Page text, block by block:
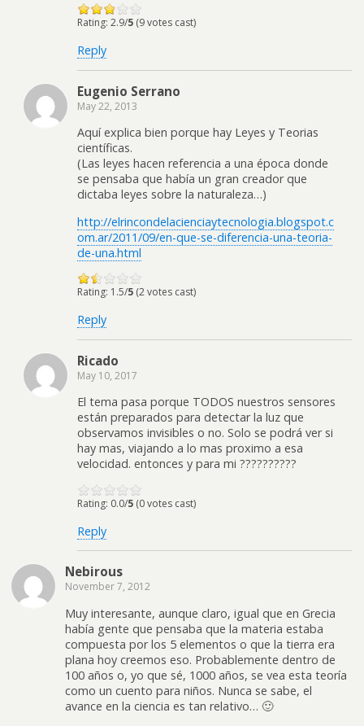
Rating: 2.9/5 (9 votes cast)
Reply
Eugenio Serrano
May 22, 2013
Aquí explica bien porque hay Leyes y Teorias
científicas.
(Las leyes hacen referencia a una época donde
se pensaba que había un gran creador que
dictaba leyes sobre la naturaleza…)
http://elrincondelacienciaytecnologia.blogspot.c
om.ar/2011/09/en-que-se-diferencia-una-teoria-
de-una.html
Rating: 1.5/5 (2 votes cast)
Reply
Ricado
May 10, 2017
El tema pasa porque TODOS nuestros sensores
están preparados para detectar la luz que
observamos invisibles o no. Solo se podrá ver si
hay mas, viajando a lo mas proximo a esa
velocidad. entonces y para mi ??????????
Rating: 0.0/5 (0 votes cast)
Reply
Nebirous
November 7, 2012
Muy interesante, aunque claro, igual que en Grecia
había gente que pensaba que la materia estaba
compuesta por los 5 elementos o que la tierra era
plana hoy creemos eso. Probablemente dentro de
100 años o, yo que sé, 1000 años, se vea esta teoría
como un cuento para niños. Nunca se sabe, el
avance en la ciencia es tan relativo… 🙂